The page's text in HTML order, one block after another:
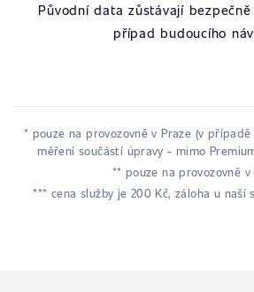
Původní data zůstávají
případ budoucího
* pouze na provozovně v Praze (v
měření součástí úpravy - mimo
** pouze na provozovně v
*** cena služby je 200 Kč, záloha u naší